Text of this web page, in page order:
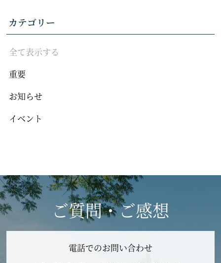
カテゴリー
全て表示する
重要
お知らせ
イベント
ご質問・ご感想
電話でのお問い合わせ